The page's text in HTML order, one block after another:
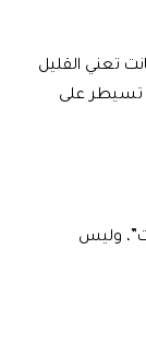
تعني القليل
تسيطر على
وليس